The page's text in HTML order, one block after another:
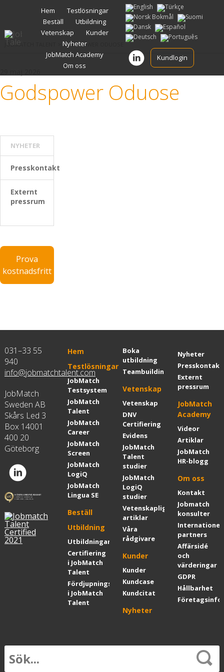
Gå
vidare
till
innehåll
Hem
Testlösningar
Beställ
Utbildning
Vetenskap
Kunder
Nyheter
JobMatch Academy
Om oss
Kundlogin
JOBMATCH TALENT GODSPOWER ODUOSE
Godspower Oduose
NYHETER
Presskontakt
Externt
pressrum
Prova
kostnadsfritt
031–33 55
940
info@jobmatchtalent.com
JobMatch
Sweden AB
Skårs Led 3
Box 14001
400 20
Göteborg
Hem
Testlösningar
JobMatch
Testsystem
JobMatch
Talent
JobMatch
Career
JobMatch
Screen
JobMatch
LogiQ
JobMatch
Lingua SE
Beställ
Utbildning
Utbildningar
Certifiering
i JobMatch
Talent
Fördjupningskurs
i JobMatch
Talent
Boka
utbildning
Teambuilding
Vetenskap
Vetenskap
DNV
Certifiering
Evidens
JobMatch
Talent
studier
JobMatch
LogiQ
studier
Vetenskapliga
artiklar
Våra
rådgivare
Kunder
Kunder
Kundcase
Kundcitat
Nyheter
Nyheter
Presskontakt
Externt
pressrum
JobMatch
Academy
Videor
Artiklar
JobMatch
HR-blogg
Om oss
Kontakt
Jobmatch
konsulter
partners
Affärsidé
och
värderingar
GDPR
Hållbarhet